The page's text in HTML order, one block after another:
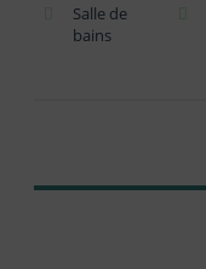
Salle de
bains